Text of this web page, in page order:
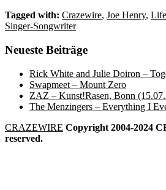
Tagged with: Crazewire, Joe Henry,
Singer-Songwriter
Neueste Beiträge
Rick White and Julie Doiron –
Swapmeet – Mount Zero
ZAZ – Kunst!Rasen, Bonn
The Menzingers – Everything I
CRAZEWIRE Copyright 2004-2024
reserved.